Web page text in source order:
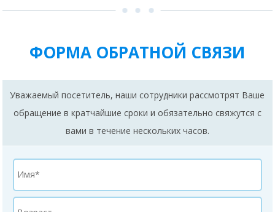
ФОРМА ОБРАТНОЙ СВЯЗИ
Уважаемый посетитель, наши сотрудники рассмотрят Ваше
обращение в кратчайшие сроки и обязательно свяжутся с
вами в течение нескольких часов.